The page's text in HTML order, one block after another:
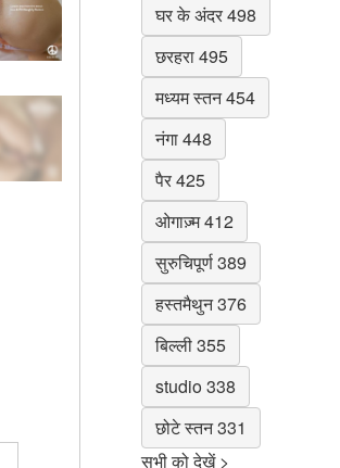
घर के अंदर 498
छरहरा 495
मध्यम स्तन 454
नंगा 448
पैर 425
ओगाज़्म 412
सुरुचिपूर्ण 389
हस्तमैथुन 376
बिल्ली 355
studio 338
छोटे स्तन 331
सभी को देखें >